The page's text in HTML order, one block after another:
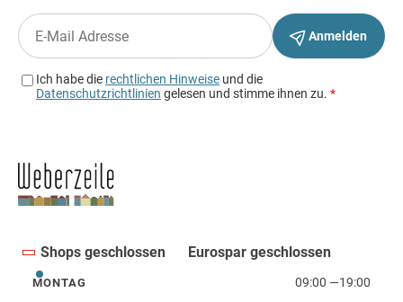
Shops geschlossen Eurospar geschlossen
Montag
MONTAG 09:00 —19:00